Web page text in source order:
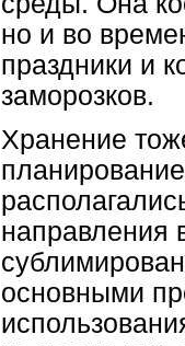
но и во
праздники и
заморозков.
Хранение
направления
основными